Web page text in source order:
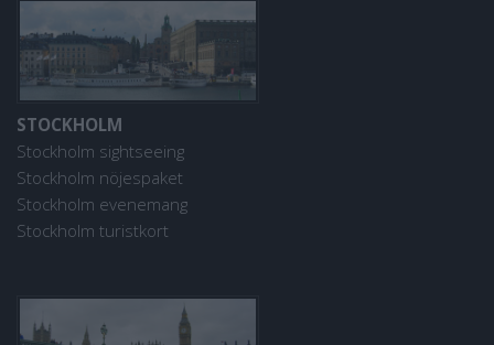
STOCKHOLM
Stockholm sightseeing
Stockholm nöjespaket
Stockholm evenemang
Stockholm turistkort